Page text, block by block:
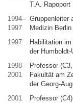
T.A. Rapoport
1994–
1997
Gruppenleiter
Medizin Berlin
1997
Habilitation
der
1998–
2001
Professor
Fakultät am
der Georg-
2001
Professor